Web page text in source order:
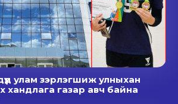
улам зэрлэгшиж улныхан
хандлага газар авч байна